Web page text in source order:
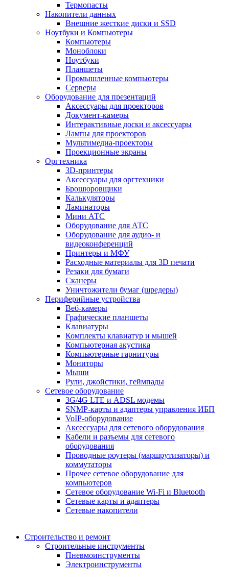
Термопасты
Накопители данных
Внешние жесткие диски и SSD
Ноутбуки и Компьютеры
Компьютеры
Моноблоки
Ноутбуки
Планшеты
Промышленные компьютеры
Серверы
Оборудование для презентаций
Аксессуары для проекторов
Документ-камеры
Интерактивные доски и аксессуары
Лампы для проекторов
Мультимедиа-проекторы
Проекционные экраны
Оргтехника
3D-принтеры
Аксессуары для оргтехники
Брошюровщики
Калькуляторы
Ламинаторы
Мини АТС
Оборудование для АТС
Оборудование для аудио- и
видеоконференций
Принтеры и МФУ
Расходные материалы для 3D печати
Резаки для бумаги
Сканеры
Уничтожители бумаг (шредеры)
Периферийные устройства
Веб-камеры
Графические планшеты
Клавиатуры
Комплекты клавиатур и мышей
Компьютерная акустика
Компьютерные гарнитуры
Мониторы
Мыши
Рули, джойстики, геймпады
Сетевое оборудование
3G/4G LTE и ADSL модемы
SNMP-карты и адаптеры управления ИБП
VoIP-оборудование
Аксессуары для сетевого оборудования
Кабели и разъемы для сетевого
оборудования
Проводные роутеры (маршрутизаторы) и
коммутаторы
Прочее сетевое оборудование для
компьютеров
Сетевое оборудование Wi-Fi и Bluetooth
Сетевые карты и адаптеры
Сетевые накопители
Строительство и ремонт
Строительные инструменты
Пневмоинструменты
Электроинструменты